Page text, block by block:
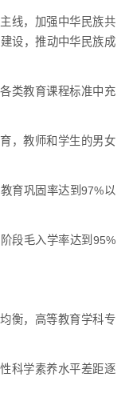
线，加强中华民族共
设，推动中华民族成
类教育课程标准中充
，教师和学生的男女
育巩固率达到97%以
段毛入学率达到95%
衡，高等教育学科专
科学素养水平差距逐